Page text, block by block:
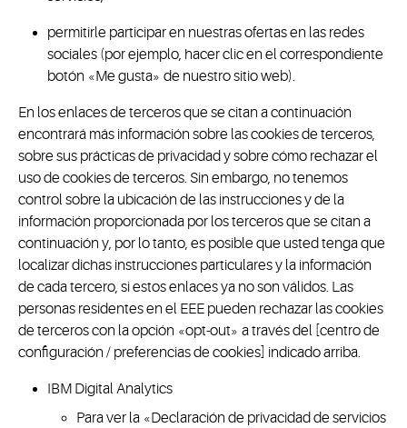
permitirle participar en nuestras ofertas en las redes
sociales (por ejemplo, hacer clic en el correspondiente
botón «Me gusta» de nuestro sitio web).
En los enlaces de terceros que se citan a continuación
encontrará más información sobre las cookies de terceros,
sobre sus prácticas de privacidad y sobre cómo rechazar el
uso de cookies de terceros. Sin embargo, no tenemos
control sobre la ubicación de las instrucciones y de la
información proporcionada por los terceros que se citan a
continuación y, por lo tanto, es posible que usted tenga que
localizar dichas instrucciones particulares y la información
de cada tercero, si estos enlaces ya no son válidos. Las
personas residentes en el EEE pueden rechazar las cookies
de terceros con la opción «opt-out» a través del [centro de
configuración / preferencias de cookies] indicado arriba.
IBM Digital Analytics
Para ver la «Declaración de privacidad de servicios